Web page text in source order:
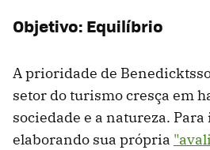
Objetivo: Equilíbrio
A prioridade de
setor do turismo cresça em
sociedade e a natureza. Para
elaborando sua própria